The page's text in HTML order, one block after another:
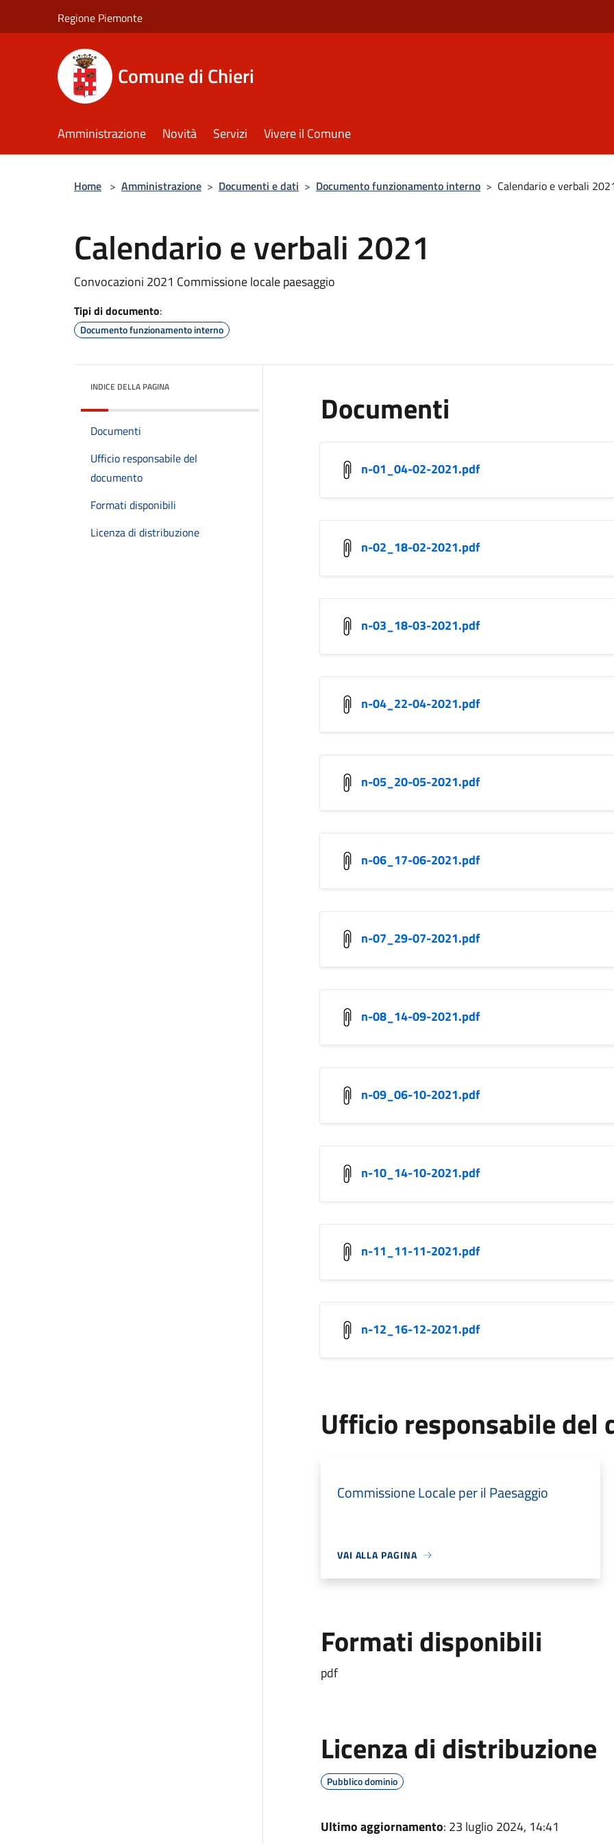
Regione Piemonte
Comune di Chieri
Amministrazione Novità Servizi Vivere il Comune
Home > Amministrazione > Documenti e dati > Documento funzionamento interno > Calendario e verbali
Calendario e verbali 2021
Convocazioni 2021 Commissione locale paesaggio
Tipi di documento:
Documento funzionamento interno
INDICE DELLA PAGINA
Documenti
Ufficio responsabile del
documento
Formati disponibili
Licenza di distribuzione
Documenti
n-01_04-02-2021.pdf
n-02_18-02-2021.pdf
n-03_18-03-2021.pdf
n-04_22-04-2021.pdf
n-05_20-05-2021.pdf
n-06_17-06-2021.pdf
n-07_29-07-2021.pdf
n-08_14-09-2021.pdf
n-09_06-10-2021.pdf
n-10_14-10-2021.pdf
n-11_11-11-2021.pdf
n-12_16-12-2021.pdf
Ufficio responsabile del
Commissione Locale per il Paesaggio
VAI ALLA PAGINA
Formati disponibili
pdf
Licenza di distribuzione
Pubblico dominio
Ultimo aggiornamento: 23 luglio 2024, 14:41